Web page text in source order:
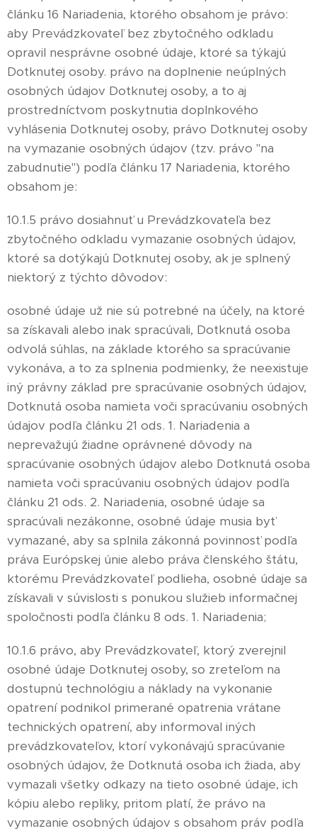
článku 16 Nariadenia, ktorého obsahom je právo:
aby Prevádzkovateľ bez zbytočného odkladu
opravil nesprávne osobné údaje, ktoré sa týkajú
Dotknutej osoby. právo na doplnenie neúplných
osobných údajov Dotknutej osoby, a to aj
prostredníctvom poskytnutia doplnkového
vyhlásenia Dotknutej osoby, právo Dotknutej osoby
na vymazanie osobných údajov (tzv. právo "na
zabudnutie") podľa článku 17 Nariadenia, ktorého
obsahom je:
10.1.5 právo dosiahnuť u Prevádzkovateľa bez
zbytočného odkladu vymazanie osobných údajov,
ktoré sa dotýkajú Dotknutej osoby, ak je splnený
niektorý z týchto dôvodov:
osobné údaje už nie sú potrebné na účely, na ktoré
sa získavali alebo inak spracúvali, Dotknutá osoba
odvolá súhlas, na základe ktorého sa spracúvanie
vykonáva, a to za splnenia podmienky, že neexistuje
iný právny základ pre spracúvanie osobných údajov,
Dotknutá osoba namieta voči spracúvaniu osobných
údajov podľa článku 21 ods. 1. Nariadenia a
neprevažujú žiadne oprávnené dôvody na
spracúvanie osobných údajov alebo Dotknutá osoba
namieta voči spracúvaniu osobných údajov podľa
článku 21 ods. 2. Nariadenia, osobné údaje sa
spracúvali nezákonne, osobné údaje musia byť
vymazané, aby sa splnila zákonná povinnosť podľa
práva Európskej únie alebo práva členského štátu,
ktorému Prevádzkovateľ podlieha, osobné údaje sa
získavali v súvislosti s ponukou služieb informačnej
spoločnosti podľa článku 8 ods. 1. Nariadenia;
10.1.6 právo, aby Prevádzkovateľ, ktorý zverejnil
osobné údaje Dotknutej osoby, so zreteľom na
dostupnú technológiu a náklady na vykonanie
opatrení podnikol primerané opatrenia vrátane
technických opatrení, aby informoval iných
prevádzkovateľov, ktorí vykonávajú spracúvanie
osobných údajov, že Dotknutá osoba ich žiada, aby
vymazali všetky odkazy na tieto osobné údaje, ich
kópiu alebo repliky, pritom platí, že právo na
vymazanie osobných údajov s obsahom práv podľa